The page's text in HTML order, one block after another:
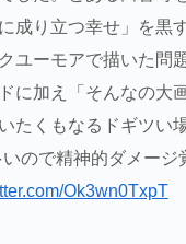
成り立つ幸せ」を黒
ユーモアで描いた問
に加え「そんなの大
たくもなるドギツい
ので精神的ダメージ
Ok3wn0TxpT